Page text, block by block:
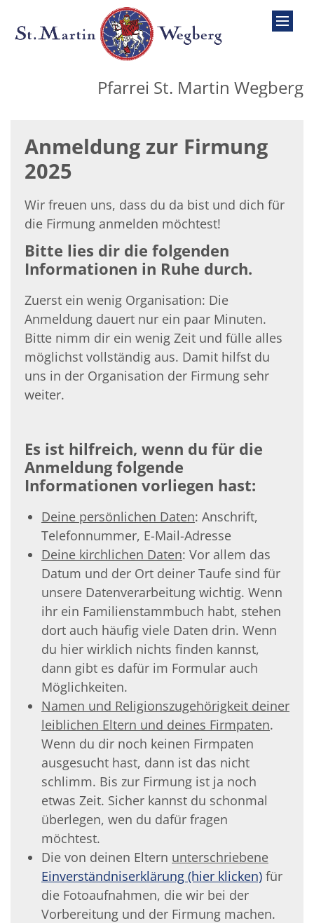
Zum Inhalt springen
Pfarrei St. Martin Wegberg
Anmeldung zur Firmung
2025
Wir freuen uns, dass du da bist und dich für
die Firmung anmelden möchtest!
Bitte lies dir die folgenden
Informationen in Ruhe durch.
Zuerst ein wenig Organisation: Die
Anmeldung dauert nur ein paar Minuten.
Bitte nimm dir ein wenig Zeit und fülle alles
möglichst vollständig aus. Damit hilfst du
uns in der Organisation der Firmung sehr
weiter.
Es ist hilfreich, wenn du für die
Anmeldung folgende
Informationen vorliegen hast:
Deine persönlichen Daten: Anschrift,
Telefonnummer, E-Mail-Adresse
Deine kirchlichen Daten: Vor allem das
Datum und der Ort deiner Taufe sind für
unsere Datenverarbeitung wichtig. Wenn
ihr ein Familienstammbuch habt, stehen
dort auch häufig viele Daten drin. Wenn
du hier wirklich nichts finden kannst,
dann gibt es dafür im Formular auch
Möglichkeiten.
Namen und Religionszugehörigkeit deiner
leiblichen Eltern und deines Firmpaten.
Wenn du dir noch keinen Firmpaten
ausgesucht hast, dann ist das nicht
schlimm. Bis zur Firmung ist ja noch
etwas Zeit. Sicher kannst du schonmal
überlegen, wen du dafür fragen
möchtest.
Die von deinen Eltern unterschriebene
Einverständniserklärung (hier klicken) für
die Fotoaufnahmen, die wir bei der
Vorbereitung und der Firmung machen.